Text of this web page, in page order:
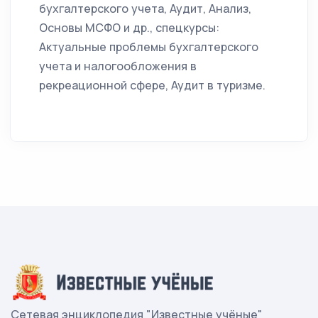
бухгалтерского учета, Аудит, Анализ,
Основы МСФО и др., спецкурсы:
Актуальные проблемы бухгалтерского
учета и налогообложения в
рекреационной сфере, Аудит в туризме.
Сетевая энциклопедия "Известные учёные"